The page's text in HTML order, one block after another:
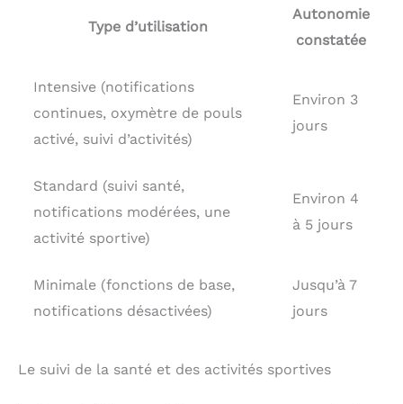
Type d’utilisation
Autonomie
constatée
Intensive (notifications
continues, oxymètre de pouls
activé, suivi d’activités)
Environ 3
jours
Standard (suivi santé,
notifications modérées, une
activité sportive)
Environ 4
à 5 jours
Minimale (fonctions de base,
notifications désactivées)
Jusqu’à 7
jours
Le suivi de la santé et des activités sportives